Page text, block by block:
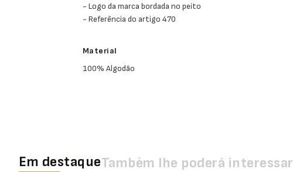
- Logo da marca bordada no peito
- Referência do artigo 470
Material
100% Algodão
Em destaqueTambém lhe poderá interessar